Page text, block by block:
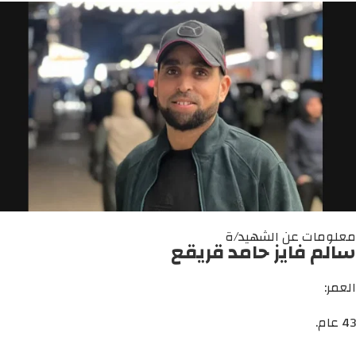
معلومات عن الشهيد/ة
سالم فايز حامد قريقع
العمر:
43 عام.